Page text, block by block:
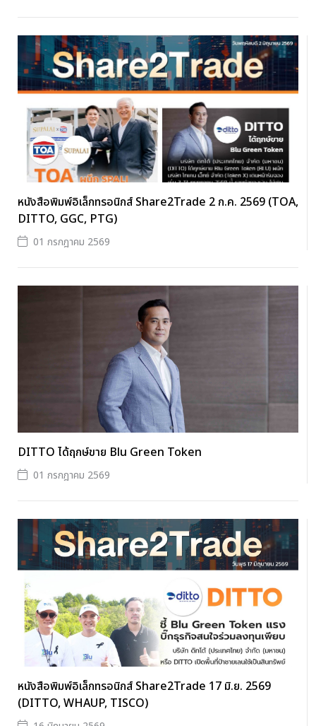
หนังสือพิมพ์อิเล็กทรอนิกส์ Share2Trade 2 ก.ค. 2569 (TOA,
DITTO, GGC, PTG)
01 กรกฎาคม 2569
DITTO ได้ฤกษ์ขาย Blu Green Token
01 กรกฎาคม 2569
หนังสือพิมพ์อิเล็กทรอนิกส์ Share2Trade 17 มิ.ย. 2569
(DITTO, WHAUP, TISCO)